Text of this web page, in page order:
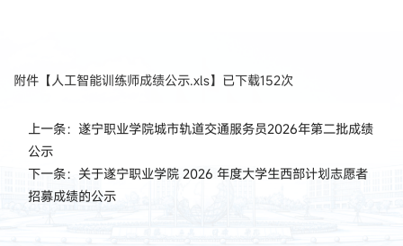
附件【人工智能训练师成绩公示.xls】已下载152次
上一条： 遂宁职业学院城市轨道交通服务员2026年第二批成绩
公示
下一条： 关于遂宁职业学院 2026 年度大学生西部计划志愿者
招募成绩的公示